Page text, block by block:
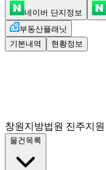
네이버 단지정보
부동산플래닛
기본내역
현황정보
창원지방법원 진주지원
물건목록